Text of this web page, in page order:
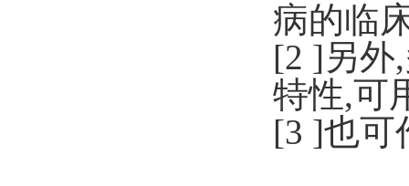
病的临
[2 ]另外
特性,可
[3 ]也可